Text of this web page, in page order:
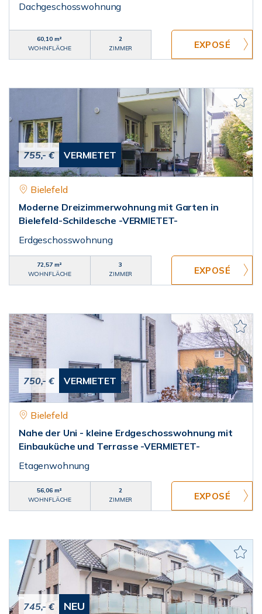
Dachgeschosswohnung
60,10 m²
WOHNFLÄCHE
2
ZIMMER
755,- € VERMIETET
Bielefeld
Moderne Dreizimmerwohnung mit Garten in
Bielefeld-Schildesche -VERMIETET-
Erdgeschosswohnung
72,57 m²
WOHNFLÄCHE
3
ZIMMER
750,- € VERMIETET
Bielefeld
Nahe der Uni - kleine Erdgeschosswohnung mit
Einbauküche und Terrasse -VERMIETET-
Etagenwohnung
56,06 m²
WOHNFLÄCHE
2
ZIMMER
745,- € NEU